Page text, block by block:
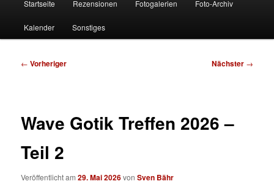
Startseite Rezensionen Fotogalerien Foto-Archiv
Kalender Sonstiges
Beitragsnavigation
← Vorheriger Nächster →
Wave Gotik Treffen 2026 –
Teil 2
Veröffentlicht am29. Mai 2026vonSven Bähr